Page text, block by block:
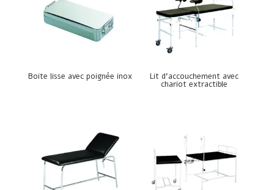
Boite lisse avec poignée inox Lit d’accouchement avec
chariot extractible